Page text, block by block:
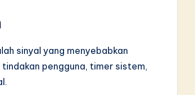
sinyal yang menyebabkan
pengguna, timer sistem,